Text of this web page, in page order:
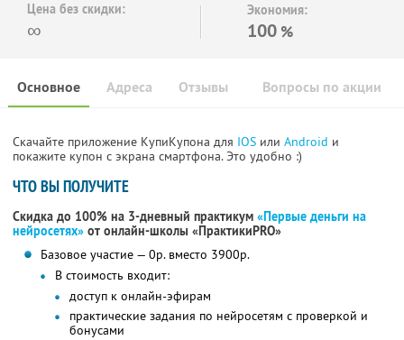
Цена без скидки:
∞
Экономия:
100 %
Основное Отзывы Вопросы по акции
Адреса
Скачайте приложение КупиКупона для IOS или Android и
покажите купон с экрана смартфона. Это удобно :)
ЧТО ВЫ ПОЛУЧИТЕ
Скидка до 100% на 3-дневный практикум «Первые деньги на
нейросетях» от онлайн-школы «ПрактикиPRO»
Базовое участие — 0р. вместо 3900р.
В стоимость входит:
доступ к онлайн-эфирам
практические задания по нейросетям с проверкой и
бонусами